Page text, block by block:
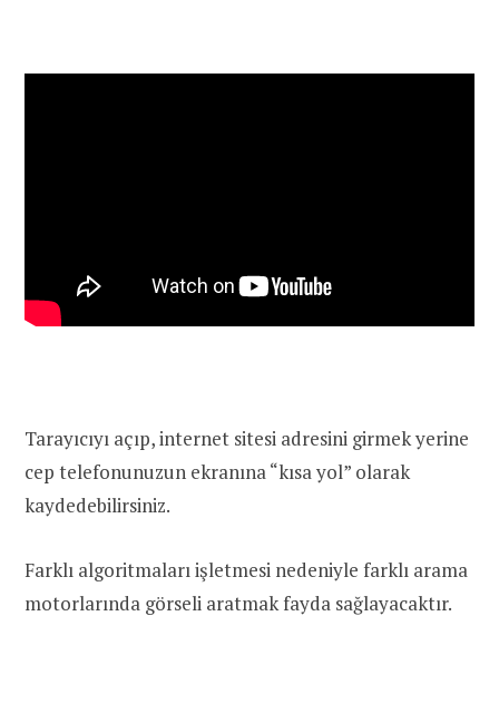
Tarayıcıyı açıp, internet sitesi adresini girmek yerine
cep telefonunuzun ekranına “kısa yol” olarak
kaydedebilirsiniz.
Farklı algoritmaları işletmesi nedeniyle farklı arama
motorlarında görseli aratmak fayda sağlayacaktır.